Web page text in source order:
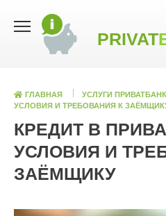
PRIVAT
ГЛАВНАЯ УСЛУГИ
УСЛОВИЯ И ТРЕБОВАНИЯ К
КРЕДИТ В
УСЛОВИЯ И
ЗАЁМЩИКУ